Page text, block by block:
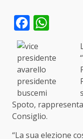
Spoto,
Consiglio.
“La sua elezione